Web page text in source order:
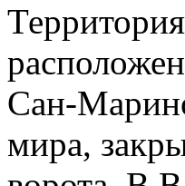
Сан-
мира,